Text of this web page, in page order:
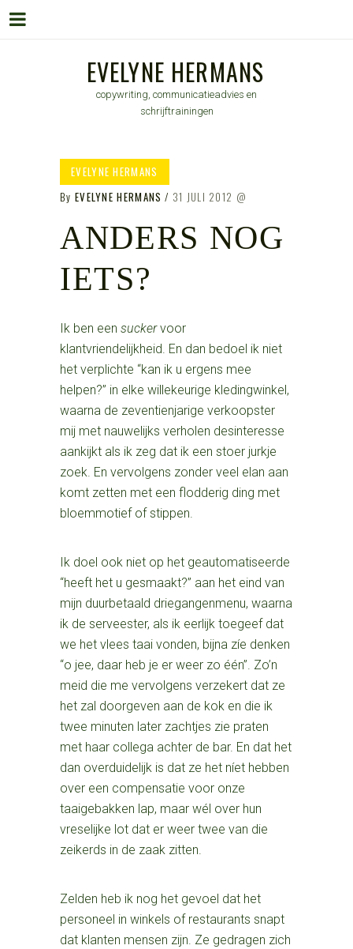
EVELYNE HERMANS
copywriting, communicatieadvies en
schrijftrainingen
EVELYNE HERMANS
By EVELYNE HERMANS 31 JULI 2012
ANDERS NOG
IETS?
Ik ben een suckervoor
klantvriendelijkheid. En dan bedoel ik niet
het verplichte “kan ik u ergens mee
helpen?” in elke willekeurige kledingwinkel,
waarna de zeventienjarige verkoopster
mij met nauwelijks verholen desinteresse
aankijkt als ik zeg dat ik een stoer jurkje
zoek. En vervolgens zonder veel elan aan
komt zetten met een flodderig ding met
bloemmotief of stippen.
Ik doel ook niet op het geautomatiseerde
“heeft het u gesmaakt?” aan het eind van
mijn duurbetaald driegangenmenu, waarna
ik de serveester, als ik eerlijk toegeef dat
we het vlees taai vonden, bijna zíe denken
“o jee, daar heb je er weer zo één”. Zo’n
meid die me vervolgens verzekert dat ze
het zal doorgeven aan de kok en die ik
twee minuten later zachtjes zie praten
met haar collega achter de bar. En dat het
dan overduidelijk is dat ze het níet hebben
over een compensatie voor onze
taaigebakken lap, maar wél over hun
vreselijke lot dat er weer twee van die
zeikerds in de zaak zitten.
Zelden heb ik nog het gevoel dat het
personeel in winkels of restaurants snapt
dat klanten mensen zijn. Ze gedragen zich
Menu